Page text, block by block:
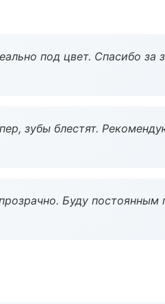
под цвет. Спасибо за
зубы блестят.
Буду постоянным